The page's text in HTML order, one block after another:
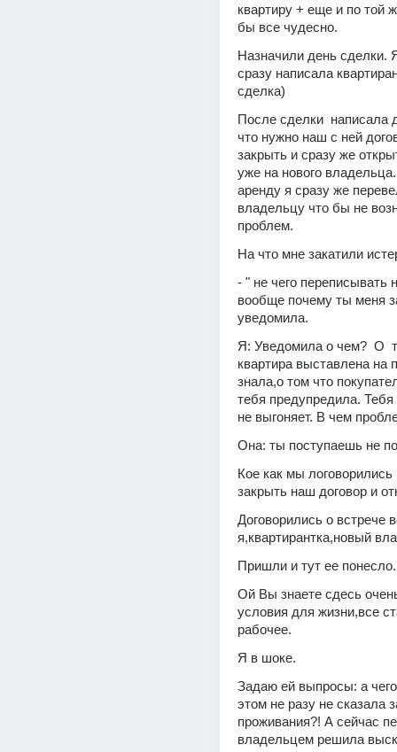
квартиру + еще и по той
бы все чудесно.
Назначили день сделки.
сразу написала
сделка)
После сделки  написала
что нужно наш с ней
закрыть и сразу же
уже на нового
аренду я сразу же
владельцу что бы не
проблем.
На что мне закатили
- " не чего переписывать
вообще почему ты меня
уведомила.
Я: Уведомила о чем?  О
квартира выставлена на
знала,о том что
тебя предупредила. Тебя
не выгоняет. В чем
Она: ты поступаешь не
Кое как мы логоворились
закрыть наш договор и
Договорились о встрече
я,квартирантка,новый
Пришли и тут ее
Ой Вы знаете сдесь
условия для жизни,все
рабочее.
Я в шоке.
Задаю ей выпросы: а
этом не разу не сказала
проживания?! А сейчас
владельцем решила